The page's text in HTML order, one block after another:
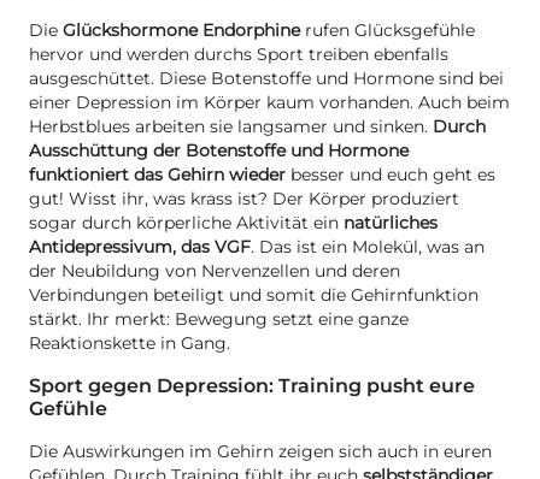
Die Glückshormone Endorphinerufen Glücksgefühle
hervor und werden durchs Sport treiben ebenfalls
ausgeschüttet. Diese Botenstoffe und Hormone sind bei
einer Depression im Körper kaum vorhanden. Auch beim
Herbstblues arbeiten sie langsamer und sinken. Durch
Ausschüttung der Botenstoffe und Hormone
funktioniert das Gehirn wieder besser und euch geht es
gut! Wisst ihr, was krass ist? Der Körper produziert
sogar durch körperliche Aktivität ein natürliches
Antidepressivum, das VGF. Das ist ein Molekül, was an
der Neubildung von Nervenzellen und deren
Verbindungen beteiligt und somit die Gehirnfunktion
stärkt. Ihr merkt: Bewegung setzt eine ganze
Reaktionskette in Gang.
Sport gegen Depression: Training pusht eure
Gefühle
Die Auswirkungen im Gehirn zeigen sich auch in euren